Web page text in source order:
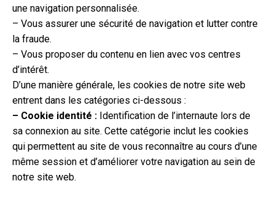
une navigation personnalisée.
– Vous assurer une sécurité de navigation et lutter contre
la fraude.
– Vous proposer du contenu en lien avec vos centres
d’intérêt.
D’une manière générale, les cookies de notre site web
entrent dans les catégories ci-dessous :
– Cookie identité : Identification de l’internaute lors de
sa connexion au site. Cette catégorie inclut les cookies
qui permettent au site de vous reconnaître au cours d’une
même session et d’améliorer votre navigation au sein de
notre site web.